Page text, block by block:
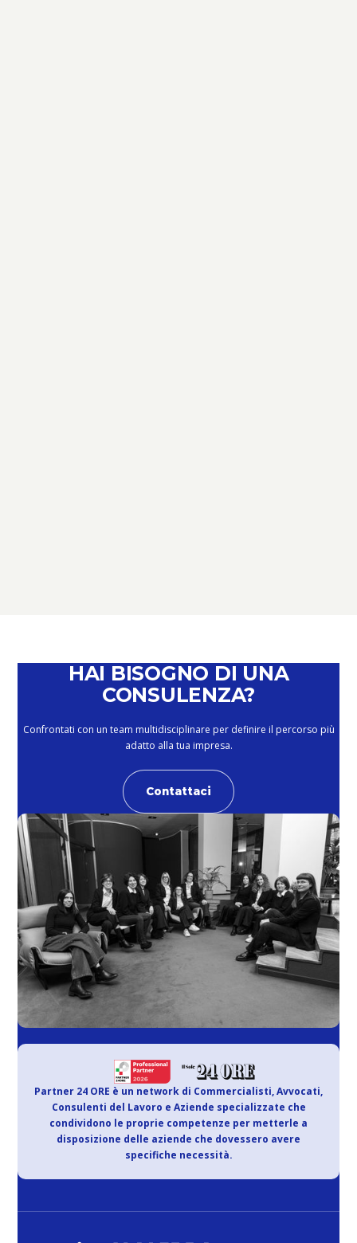
HAI BISOGNO DI UNA
CONSULENZA?
Confrontati con un team multidisciplinare per definire il percorso più
adatto alla tua impresa.
Contattaci
Partner 24 ORE è un network di Commercialisti, Avvocati,
Consulenti del Lavoro e Aziende specializzate che
condividono le proprie competenze per metterle a
disposizione delle aziende che dovessero avere
specifiche necessità.